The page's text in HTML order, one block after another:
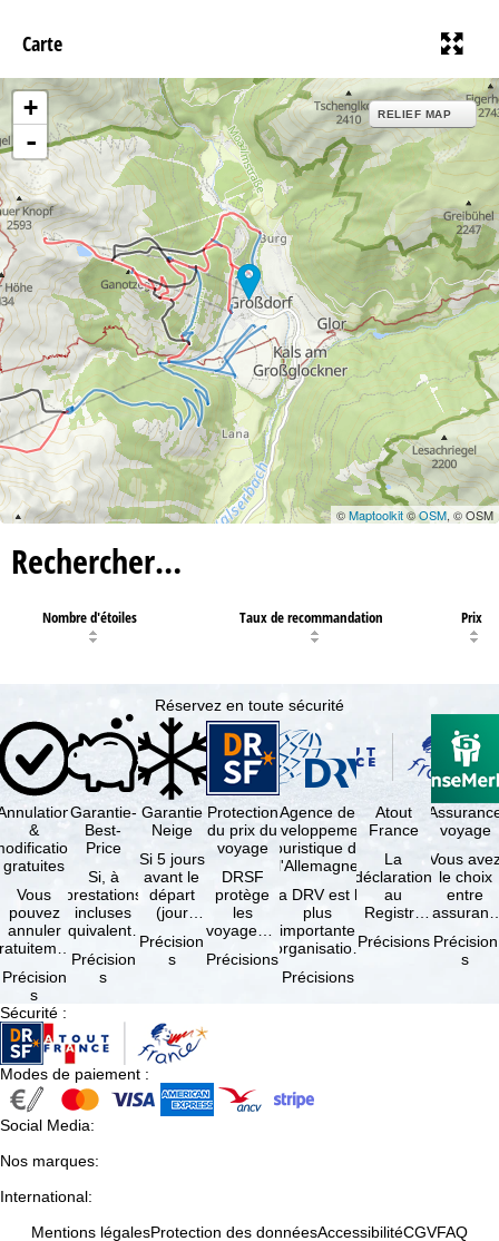
Carte
+
-
RELIEF MAP
©Maptoolkit©OSM, © OSM
Rechercher…
Nombre d'étoiles Taux de recommandation Prix
Réservez en toute sécurité
&
gratuites
Vous
pouvez
annuler
suivant
la
à …
Précision
s
Garantie-
Best-
Price
Si, à
prestations
incluses
équivalentes
réserve de
disponibilités,
Précision
s
Garantie
Neige
Si 5 jours
avant le
départ
(jour
d'arrivée),
tous les
domaines
Précision
s
Protection
du prix du
voyage
DRSF
protège
les
voyageurs
réservent
Précisions
Agence de
développement
touristique de
l'Allemagne
La DRV est la
plus
importante
organisation
professionnels
Précisions
Atout
France
La
déclaration
au
Registre
Opérateurs
Précisions
voyage
Vous
le choix
entre
et
Précision
s
Sécurité :
Modes de paiement :
Social Media:
Nos marques:
International:
Mentions légalesProtection des donnéesAccessibilitéCGVFAQ